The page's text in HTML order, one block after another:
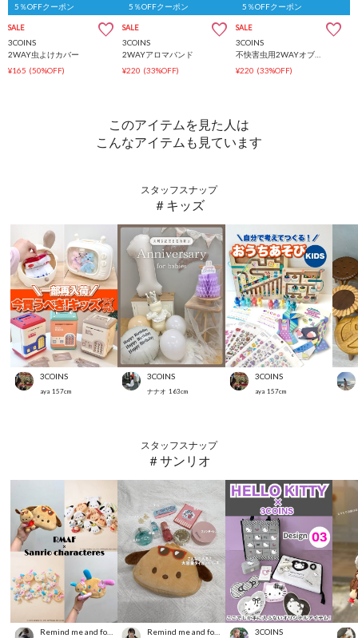
5％OFFクーポン
SALE
3COINS
2WAY虫よけカバー
¥165 (50%OFF)
5％OFFクーポン
SALE
3COINS
2WAYアロマバンド
¥220 (33%OFF)
5％OFFクーポン
SALE
3COINS
¥220 (33%OFF)
このアイテムを見た人は
こんなアイテムも見ています
スタッフスナップ
＃キッズ
3COINS
aya 157cm
3COINS
ナナオ 163cm
3COINS
aya 157cm
スタッフスナップ
＃サンリオ
3COINS